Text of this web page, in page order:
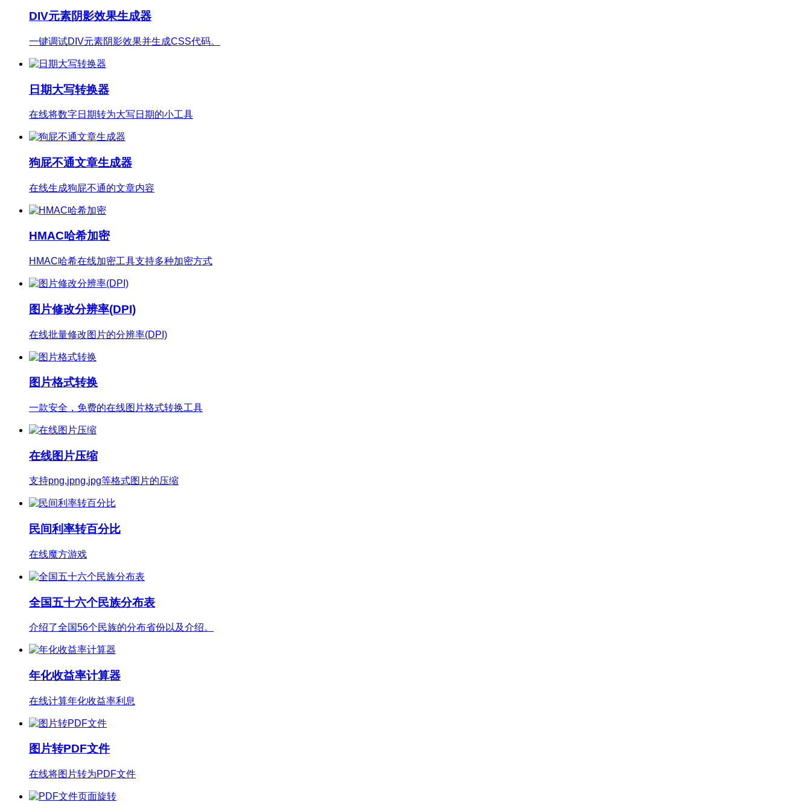
DIV元素阴影效果生成器
一键调试DIV元素阴影效果并生成CSS代码。
日期大写转换器
在线将数字日期转为大写日期的小工具
狗屁不通文章生成器
在线生成狗屁不通的文章内容
HMAC哈希加密
HMAC哈希在线加密工具支持多种加密方式
图片修改分辨率(DPI)
在线批量修改图片的分辨率(DPI)
图片格式转换
一款安全，免费的在线图片格式转换工具
在线图片压缩
支持png,jpng,jpg等格式图片的压缩
民间利率转百分比
在线魔方游戏
全国五十六个民族分布表
介绍了全国56个民族的分布省份以及介绍。
年化收益率计算器
在线计算年化收益率利息
图片转PDF文件
在线将图片转为PDF文件